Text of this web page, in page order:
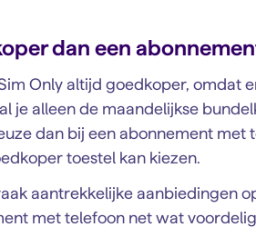
dan een
Only altijd goedkoper, omdat
je alleen de maandelijkse
dan bij een abonnement met
toestel kan kiezen.
aantrekkelijke aanbiedingen
met telefoon net wat